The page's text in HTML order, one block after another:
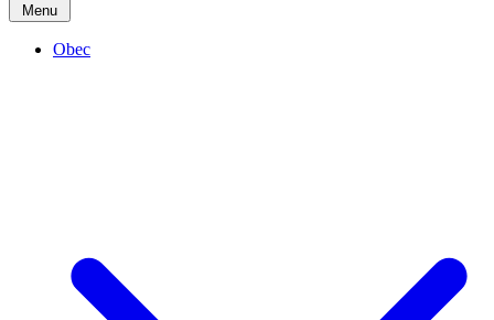
Menu
Obec